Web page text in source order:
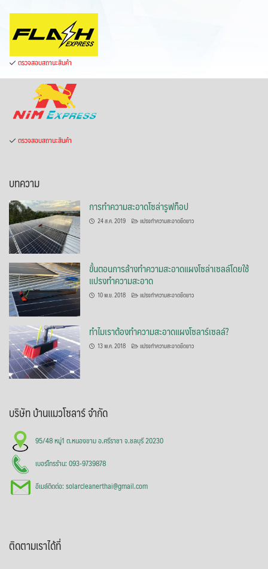
ตรวจสอบสถานะสินค้า
ตรวจสอบสถานะสินค้า
บทความ
การทำความสะอาดโซล่ารูฟท็อป
24 ส.ค. 2019 แปรงทำความสะอาดยืดยาว
ขั้นตอนการล้างทำความสะอาดแผงโซล่าเซลล์โดยใช้
แปรงทำความสะอาด
10 พ.ย. 2018 แปรงทำความสะอาดยืดยาว
ทำไมเราต้องทำความสะอาดแผงโซลาร์เซลล์?
13 พ.ค. 2018 แปรงทำความสะอาดยืดยาว
บริษัท บ้านแมวโซลาร์ จำกัด
95/48 หมู่1 ต.หนองขาม อ.ศรีราชา จ.ชลบุรี 20230
เบอร์โทรร้าน: 093-9739878
อีเมล์ติดต่อ: solarcleanerthai@gmail.com
ติดตามเราได้ที่